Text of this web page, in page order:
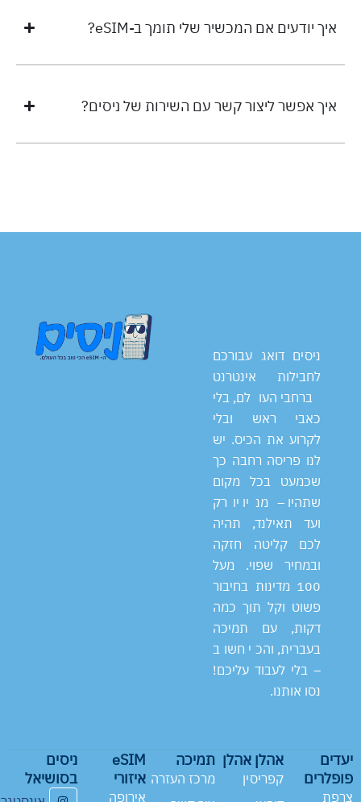
איך יודעים אם המכשיר שלי תומך ב-eSIM?
איך אפשר ליצור קשר עם השירות של ניסים?
ניסים דואג עבורכם
לחבילות אינטרנט
ברחבי העולם, בלי
כאבי ראש ובלי
לקרוע את הכיס. יש
לנו פריסה רחבה כך
שכמעט בכל מקום
שתהיו – מניו יורק
ועד תאילנד, תהיה
לכם קליטה חזקה
ובמחיר שפוי. מעל
100 מדינות בחיבור
פשוט וקל תוך כמה
דקות, עם תמיכה
בעברית, והכי חשוב
– בלי לעבוד עליכם!
נסו אותנו.
יעדים
פופלרים
צרפת
אהלן אהלן
קפריסין
תמיכה
מרכז העזרה
eSIM
איזורי
אירופה
ניסים
בסושיאל